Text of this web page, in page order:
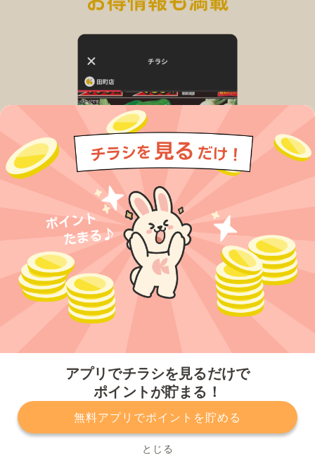
アプリでチラシを見るだけで
ポイントが貯まる！
無料アプリでポイントを貯める
とじる
プライバシーポリシー 利用規約
運営会社
サービスに関してのお問い合わせ